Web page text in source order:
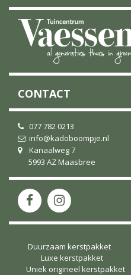
CONTACT
077 782 0213
info@kadoboompje.nl
Kanaalweg 7
5993 AZ Maasbree
Duurzaam kerstpakket
Luxe kerstpakket
Uniek origineel kerstpakket